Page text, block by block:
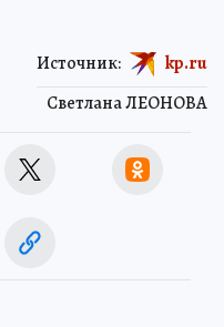
Светлана ЛЕОНОВА
Источник: kp.ru